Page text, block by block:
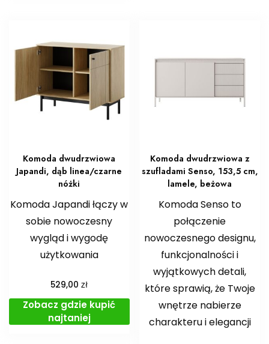
Komoda dwudrzwiowa
Japandi, dąb linea/czarne
nóżki
Komoda Japandi łączy w
sobie nowoczesny
wygląd i wygodę
użytkowania
529,00zł
Zobacz gdzie kupić
najtaniej
Komoda dwudrzwiowa z
szufladami Senso, 153,5 cm,
lamele, beżowa
Komoda Senso to
połączenie
nowoczesnego designu,
funkcjonalności i
wyjątkowych detali,
które sprawią, że Twoje
wnętrze nabierze
charakteru i elegancji